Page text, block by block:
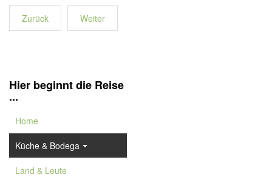
Zurück Weiter
Hier beginnt die Reise
...
Home
Küche & Bodega
Land & Leute